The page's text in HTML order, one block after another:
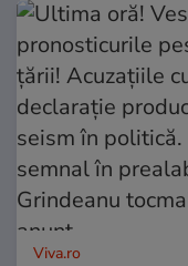
Viva.ro